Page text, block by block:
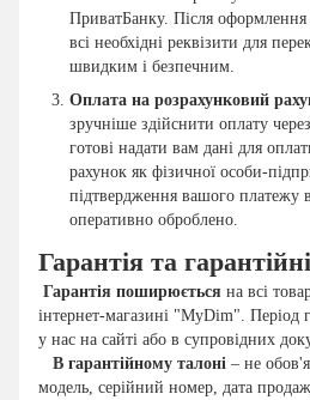
ПриватБанку. Після
всі необхідні реквізити для
швидким і безпечним.
Оплата на розрахунковий
зручніше здійснити оплату
готові надати вам дані для
рахунок як фізичної особи-
підтвердження вашого платежу
оперативно оброблено.
Гарантія та
Гарантія поширюється на всі
інтернет-магазині "MyDim". Період
у нас на сайті або в супровідних
В гарантійному талоні – не
модель, серійний номер, дата